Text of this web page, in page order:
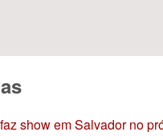
show em Salvador no